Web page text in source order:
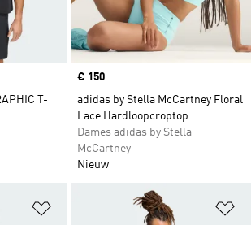
T-
Price
€ 150
adidas by Stella McCartney Floral
Lace Hardloopcroptop
Dames adidas by Stella
McCartney
Nieuw
Op verlanglijst zetten